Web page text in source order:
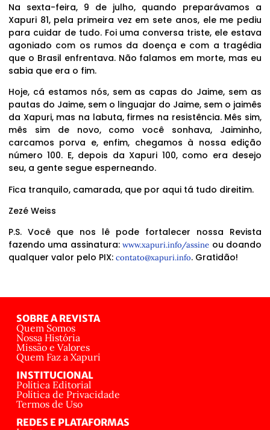
Na sexta-feira, 9 de julho, quando preparávamos a
Xapuri 81, pela primeira vez em sete anos, ele me pediu
para cuidar de tudo. Foi uma conversa triste, ele estava
agoniado com os rumos da doença e com a tragédia
que o Brasil enfrentava. Não falamos em morte, mas eu
sabia que era o fim.
Hoje, cá estamos nós, sem as capas do Jaime, sem as
pautas do Jaime, sem o linguajar do Jaime, sem o jaimês
da Xapuri, mas na labuta, firmes na resistência. Mês sim,
mês sim de novo, como você sonhava, Jaiminho,
carcamos porva e, enfim, chegamos à nossa edição
número 100. E, depois da Xapuri 100, como era desejo
seu, a gente segue esperneando.
Fica tranquilo, camarada, que por aqui tá tudo direitim.
Zezé Weiss
P.S. Você que nos lê pode fortalecer nossa Revista
fazendo uma assinatura:www.xapuri.info/assine ou doando
qualquer valor pelo PIX: contato@xapuri.info. Gratidão!
SOBRE A REVISTA
Quem Somos
Nossa História
Missão e Valores
Quem Faz a Xapuri
INSTITUCIONAL
Política Editorial
Política de Privacidade
Termos de Uso
REDES E PLATAFORMAS